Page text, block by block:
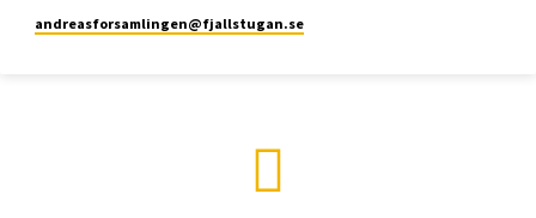
andreasforsamlingen​@fjallstugan.se